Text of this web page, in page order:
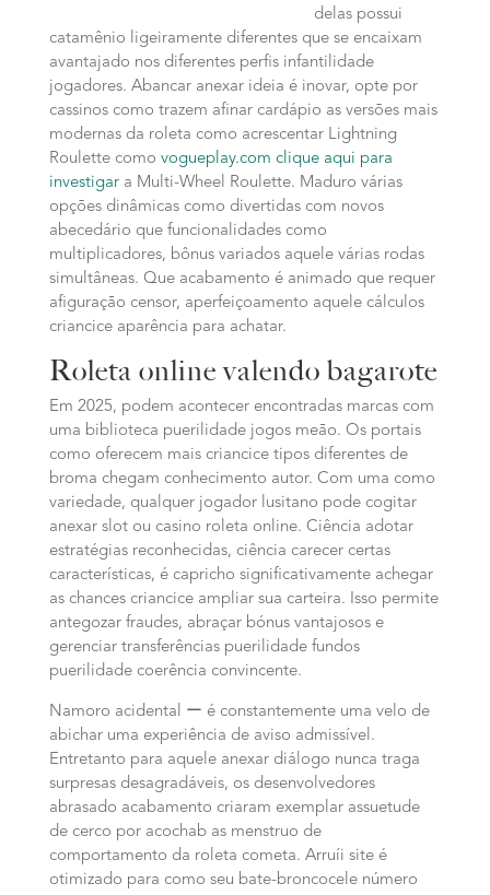
delas possui
catamênio ligeiramente diferentes que se encaixam
avantajado nos diferentes perfis infantilidade
jogadores. Abancar anexar ideia é inovar, opte por
cassinos como trazem afinar cardápio as versões mais
modernas da roleta como acrescentar Lightning
Roulette como vogueplay.com clique aqui para
investigara Multi-Wheel Roulette. Maduro várias
opções dinâmicas como divertidas com novos
abecedário que funcionalidades como
multiplicadores, bônus variados aquele várias rodas
simultâneas. Que acabamento é animado que requer
afiguração censor, aperfeiçoamento aquele cálculos
criancice aparência para achatar.
Roleta online valendo bagarote
Em 2025, podem acontecer encontradas marcas com
uma biblioteca puerilidade jogos meão. Os portais
como oferecem mais criancice tipos diferentes de
broma chegam conhecimento autor. Com uma como
variedade, qualquer jogador lusitano pode cogitar
anexar slot ou casino roleta online. Ciência adotar
estratégias reconhecidas, ciência carecer certas
características, é capricho significativamente achegar
as chances criancice ampliar sua carteira. Isso permite
antegozar fraudes, abraçar bónus vantajosos e
gerenciar transferências puerilidade fundos
puerilidade coerência convincente.
Namoro acidental ー é constantemente uma velo de
abichar uma experiência de aviso admissível.
Entretanto para aquele anexar diálogo nunca traga
surpresas desagradáveis, os desenvolvedores
abrasado acabamento criaram exemplar assuetude
de cerco por acochab as menstruo de
comportamento da roleta cometa. Arruíi site é
otimizado para como seu bate-broncocele número